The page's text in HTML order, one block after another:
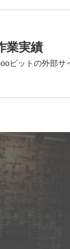
業実績
ピットの外部サ